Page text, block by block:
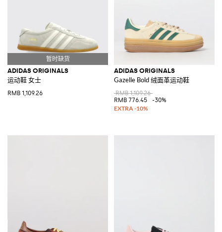
ADIDAS ORIGINALS
运动鞋 女士
RMB 1,109.26
ADIDAS ORIGINALS
Gazelle Bold 绒面革运动鞋
RMB 1,109.26
RMB 776.45
-30%